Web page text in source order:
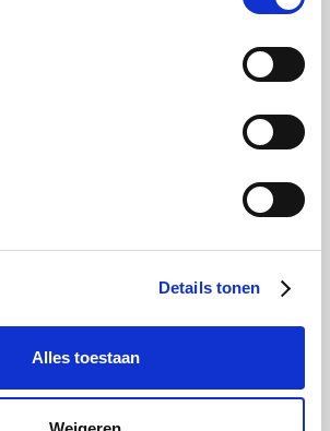
Details tonen
Alles toestaan
Lufthansa
DeubaXXL
Delonghi Tennis Point My Jewellery